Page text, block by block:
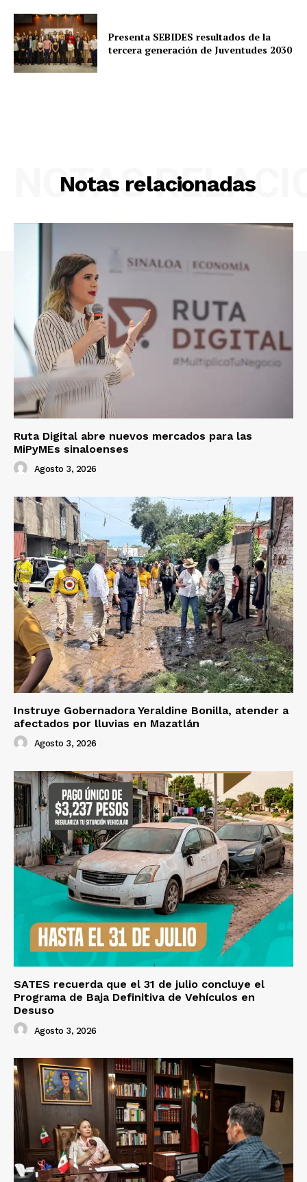
Presenta SEBIDES resultados de la
tercera generación de Juventudes 2030
Notas relacionadas
NOTAS
Ruta Digital abre nuevos mercados para las
MiPyMEs sinaloenses
Agosto 3, 2026
Instruye Gobernadora Yeraldine Bonilla, atender a
afectados por lluvias en Mazatlán
Agosto 3, 2026
SATES recuerda que el 31 de julio concluye el
Programa de Baja Definitiva de Vehículos en
Desuso
Agosto 3, 2026